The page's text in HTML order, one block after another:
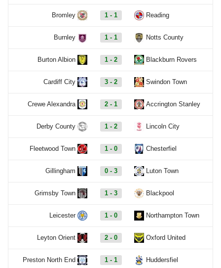
Bromley 1 - 1 Reading
Burnley 1 - 1 Notts County
Burton Albion 1 - 2 Blackburn Rovers
Cardiff City 3 - 2 Swindon Town
Crewe Alexandra 2 - 1 Accrington Stanley
Derby County 1 - 2 Lincoln City
Fleetwood Town 1 - 0 Chesterfiel
Gillingham 0 - 3 Luton Town
Grimsby Town 1 - 3 Blackpool
Leicester 1 - 0 Northampton Town
Leyton Orient 2 - 0 Oxford United
Preston North End 1 - 1 Huddersfiel